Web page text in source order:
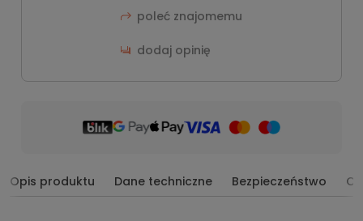
poleć znajomemu
dodaj opinię
Opis produktu Dane techniczne Bezpieczeństwo